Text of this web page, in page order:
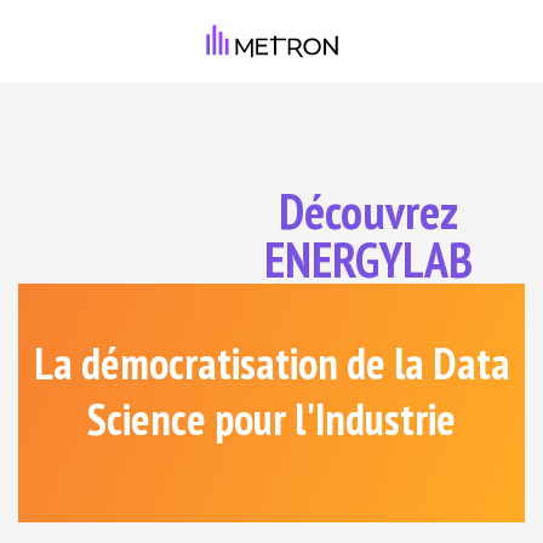
Découvrez
ENERGYLAB
La démocratisation de la Data
Science pour l'Industrie